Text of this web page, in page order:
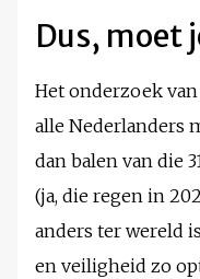
Dus, moet
Het onderzoek
alle Nederlanders
dan balen van die
(ja, die regen in
anders ter wereld
en veiligheid zo